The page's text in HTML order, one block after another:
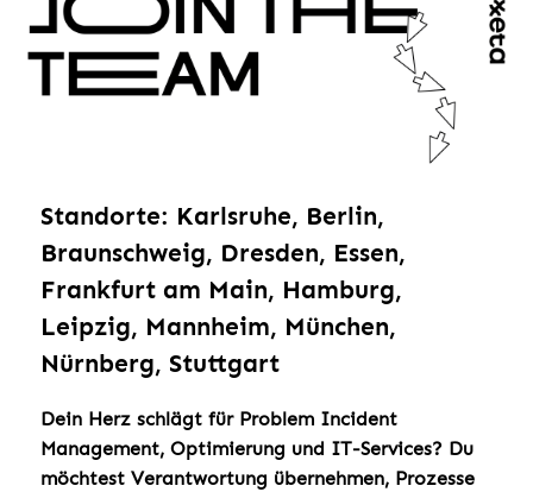
Standorte: Karlsruhe, Berlin,
Braunschweig, Dresden, Essen,
Frankfurt am Main, Hamburg,
Leipzig, Mannheim, München,
Nürnberg, Stuttgart
Dein Herz schlägt für Problem Incident
Management, Optimierung und IT-Services? Du
möchtest Verantwortung übernehmen, Prozesse